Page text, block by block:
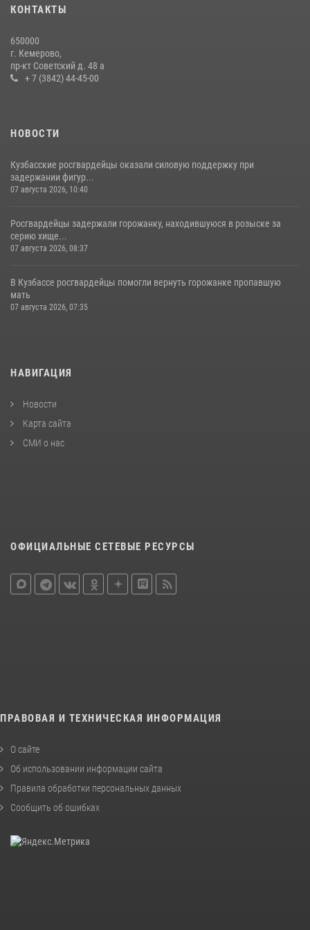
20 июля 2026, 08:52
гипермаркета товары на 13 тысяч рублей (ВИДЕО)
16 июля 2026, 06:43
КОНТАКТЫ
650000
г. Кемерово,
пр-кт Советский д. 48 а
+ 7 (3842) 44-45-00
НОВОСТИ
Кузбасские росгвардейцы оказали силовую поддержку при
задержании фигур...
07 августа 2026, 10:40
Росгвардейцы задержали горожанку, находившуюся в розыске за
серию хище...
07 августа 2026, 08:37
В Кузбассе росгвардейцы помогли вернуть горожанке пропавшую
мать
07 августа 2026, 07:35
НАВИГАЦИЯ
Новости
Карта сайта
СМИ о нас
ОФИЦИАЛЬНЫЕ СЕТЕВЫЕ РЕСУРСЫ
ПРАВОВАЯ И ТЕХНИЧЕСКАЯ ИНФОРМАЦИЯ
О сайте
Об использовании информации сайта
Правила обработки персональных данных
Сообщить об ошибках